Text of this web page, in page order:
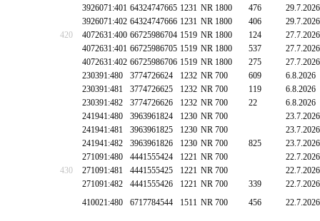
3926071:401 64324747665 1231 NR 1800 476
29.7.2026
3926071:402 64324747666 1231 NR 1800 406
29.7.2026
420
4072631:400 66725986704 1519 NR 1800 124
27.7.2026
4072631:401 66725986705 1519 NR 1800 537
27.7.2026
4072631:402 66725986706 1519 NR 1800 275
27.7.2026
230391:480
3774726624 1232 NR 700 609
6.8.2026
230391:481
3774726625 1232 NR 700 119
6.8.2026
230391:482
3774726626 1232 NR 700 22
6.8.2026
241941:480
3963961824 1230 NR 700
23.7.2026
241941:481
3963961825 1230 NR 700
23.7.2026
241941:482
3963961826 1230 NR 700 825
23.7.2026
271091:480
4441555424 1221 NR 700
22.7.2026
430
271091:481 4441555425 1221 NR 700
22.7.2026
271091:482
4441555426 1221 NR 700 339
22.7.2026
410021:480
6717784544 1511 NR 700 456 22.7.2026